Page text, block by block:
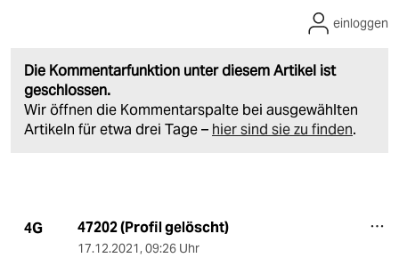
Die Kommentarfunktion unter diesem Artikel ist
geschlossen.
Wir öffnen die Kommentarspalte bei ausgewählten
Artikeln für etwa drei Tage – hier sind sie zu finden.
einloggen
4G 47202 (Profil gelöscht)
17.12.2021, 09:26 Uhr